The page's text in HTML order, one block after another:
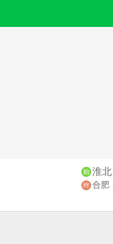
淮北
合肥